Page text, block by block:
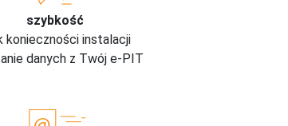
szybkość
konieczności instalacji
danych z Twój e-PIT